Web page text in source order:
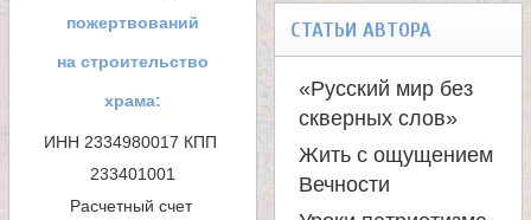
пожертвований
на строительство
храма:
ИНН 2334980017 КПП
233401001
Расчетный счет
р
м
а
п
СТАТЬИ АВТОРА
«Русский мир без
скверных слов»
Жить с ощущением
Вечности